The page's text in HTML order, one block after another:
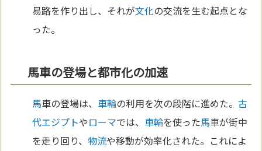
易路を作り出し、それが文化の交流を生む起点とな
った。
馬車の登場と都市化の加速
馬車の登場は、 車輪の利用を次の段階に進めた。古
代エジプトやローマでは、 車輪を使った馬車が街中
を走り回り、 物流や移動が効率化された。これによ